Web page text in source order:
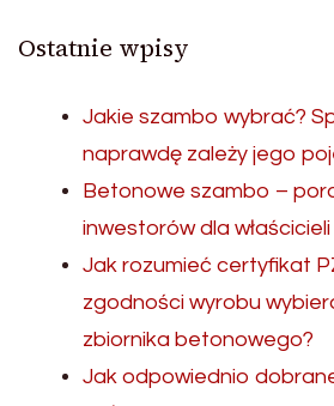
Ostatnie wpisy
Jakie szambo wybrać?
naprawdę zależy jego
Betonowe szambo –
inwestorów dla
Jak rozumieć certyfikat
zgodności wyrobu
zbiornika betonowego?
Jak odpowiednio